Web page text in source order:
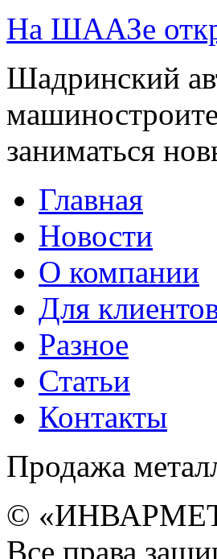
На ШААЗе
Шадринский
заниматься
Главная
Новости
О компании
Для
Разное
Статьи
Контакты
Продажа
©
Все права